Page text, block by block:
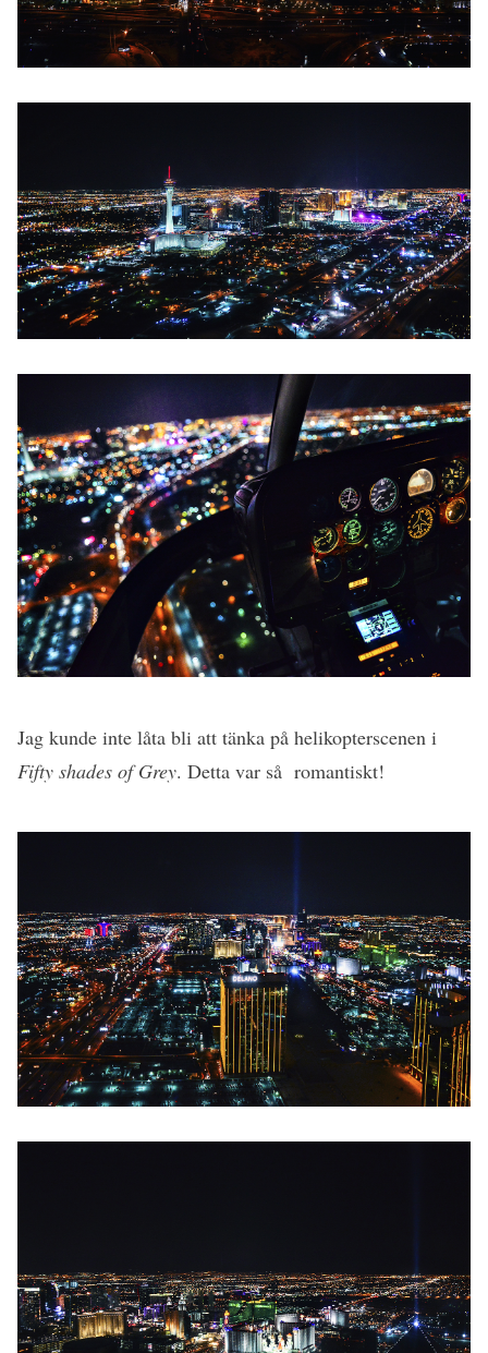
Jag kunde inte låta bli att tänka på helikopterscenen i
Fifty shades of Grey. Detta var så romantiskt!